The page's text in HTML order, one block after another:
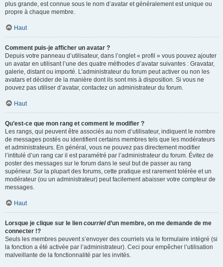
plus grande, est connue sous le nom d’avatar et généralement est unique ou
propre à chaque membre.
Haut
Comment puis-je afficher un avatar ?
Depuis votre panneau d’utilisateur, dans l’onglet « profil » vous pouvez ajouter
un avatar en utilisant l’une des quatre méthodes d’avatar suivantes : Gravatar,
galerie, distant ou importé. L’administrateur du forum peut activer ou non les
avatars et décider de la manière dont ils sont mis à disposition. Si vous ne
pouvez pas utiliser d’avatar, contactez un administrateur du forum.
Haut
Qu’est-ce que mon rang et comment le modifier ?
Les rangs, qui peuvent être associés au nom d’utilisateur, indiquent le nombre
de messages postés ou identifient certains membres tels que les modérateurs
et administrateurs. En général, vous ne pouvez pas directement modifier
l’intitulé d’un rang car il est paramétré par l’administrateur du forum. Évitez de
poster des messages sur le forum dans le seul but de passer au rang
supérieur. Sur la plupart des forums, cette pratique est rarement tolérée et un
modérateur (ou un administrateur) peut facilement abaisser votre compteur de
messages.
Haut
Lorsque je clique sur le lien courrield’un membre, on me demande de me
connecter !?
Seuls les membres peuvent s’envoyer des courriels via le formulaire intégré (si
la fonction a été activée par l’administrateur). Ceci pour empêcher l’utilisation
malveillante de la fonctionnalité par les invités.